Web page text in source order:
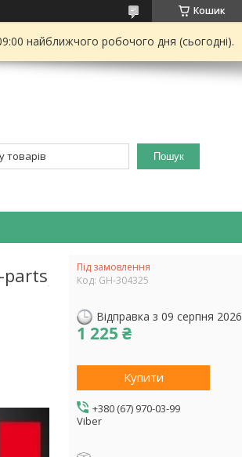
Кошик
найближчого робочого дня (сьогодні).
Пошук
parts
Під замовлення
Код: GH-304325
Відправка з 09 серпня 2026
1 225 ₴
Купити
+380 (67) 970-03-99
Viber